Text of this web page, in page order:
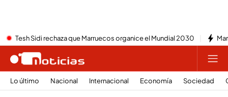
Tesh Sidi rechaza que Marruecos organice el Mundial 2030
Lo último Nacional Internacional Economía Sociedad